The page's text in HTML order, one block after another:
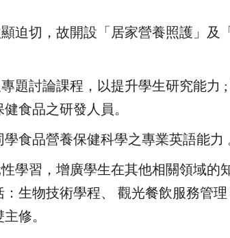
迫切，故開設「居家營養照護」及
題討論課程，以提升學生研究能力
食品之研發人員。
食品營養保健科學之專業英語能力
學習，增廣學生在其他相關領域的
生物技術學程、 觀光餐飲服務管
修。